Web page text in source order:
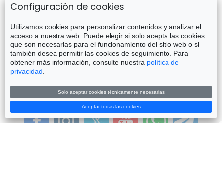
Acerca de zih.mx
Este sitio fue desarrollado para promover Ixtapa-
Zihuatanejo y las regiones aledañas, con un enfoque en
el #ConsumoLocal y el #Emprendimiento de MiPyMES.
No está afiliado a organismo gubernamental ni partido
Siguenos en
Configuración de cookies
Utilizamos cookies para personalizar contenidos y analizar el
acceso a nuestra web. Puede elegir si solo acepta las cookies
que son necesarias para el funcionamiento del sitio web o si
también desea permitir las cookies de seguimiento. Para
obtener más información, consulte nuestra política de
privacidad
Solo aceptar cookies técnicamente necesarias
Aceptar todas las cookies